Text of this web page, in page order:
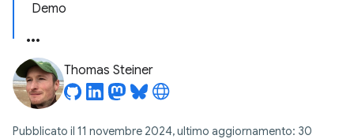
Demo
Thomas Steiner
Pubblicato il 11 novembre 2024, ultimo aggiornamento: 30